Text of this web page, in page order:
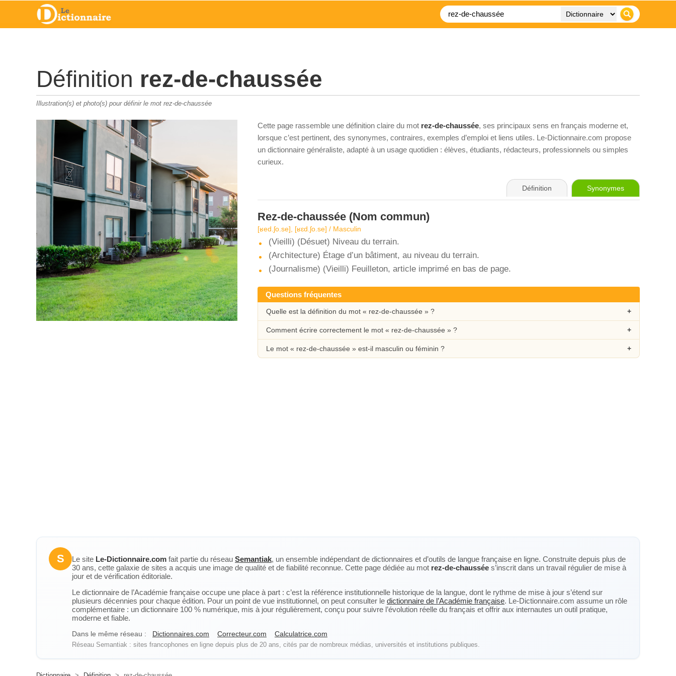
Définition rez-de-chaussée
Illustration(s) et photo(s) pour définir le mot rez-de-chaussée
Cette page rassemble une définition claire du mot rez-de-chaussée, ses principaux sens en français moderne et,
lorsque c’est pertinent, des synonymes, contraires, exemples d’emploi et liens utiles. Le-Dictionnaire.com propose
un dictionnaire généraliste, adapté à un usage quotidien : élèves, étudiants, rédacteurs, professionnels ou simples
curieux.
Définition Synonymes
Rez-de-chaussée (Nom commun)
[ʁed.ʃo.se], [ʁɛd.ʃo.se] / Masculin
(Vieilli) (Désuet) Niveau du terrain.
(Architecture) Étage d’un bâtiment, au niveau du terrain.
(Journalisme) (Vieilli) Feuilleton, article imprimé en bas de page.
Questions fréquentes
Quelle est la définition du mot « rez-de-chaussée » ?
Comment écrire correctement le mot « rez-de-chaussée » ?
Le mot « rez-de-chaussée » est-il masculin ou féminin ?
S Le site Le-Dictionnaire.com fait partie du réseau Semantiak, un ensemble indépendant de dictionnaires et d’outils de langue française en ligne. Construite depuis plus de
30 ans, cette galaxie de sites a acquis une image de qualité et de fiabilité reconnue. Cette page dédiée au mot rez-de-chaussée s’inscrit dans un travail régulier de mise à
jour et de vérification éditoriale.
Le dictionnaire de l’Académie française occupe une place à part : c’est la référence institutionnelle historique de la langue, dont le rythme de mise à jour s’étend sur
plusieurs décennies pour chaque édition. Pour un point de vue institutionnel, on peut consulter le dictionnaire de l’Académie française. Le-Dictionnaire.com assume un rôle
complémentaire : un dictionnaire 100 % numérique, mis à jour régulièrement, conçu pour suivre l’évolution réelle du français et offrir aux internautes un outil pratique,
moderne et fiable.
Dans le même réseau : Dictionnaires.com Correcteur.com Calculatrice.com
Réseau Semantiak : sites francophones en ligne depuis plus de 20 ans, cités par de nombreux médias, universités et institutions publiques.